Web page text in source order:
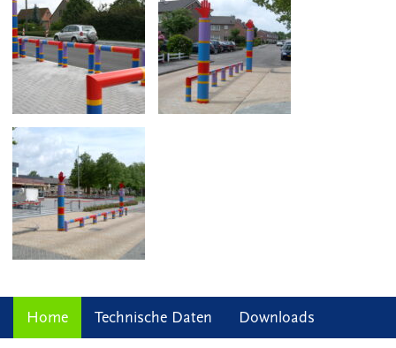
Home Technische Daten Downloads